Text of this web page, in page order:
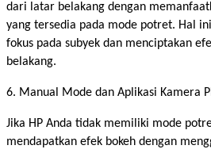
dari latar belakang dengan
yang tersedia pada mode potret. Hal
fokus pada subyek dan menciptakan
belakang.
6. Manual Mode dan Aplikasi Kamera
Jika HP Anda tidak memiliki mode
mendapatkan efek bokeh dengan